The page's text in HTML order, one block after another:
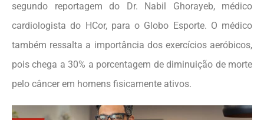
segundo reportagem do Dr. Nabil Ghorayeb, médico
cardiologista do HCor, para o Globo Esporte. O médico
também ressalta a importância dos exercícios aeróbicos,
pois chega a 30% a porcentagem de diminuição de morte
pelo câncer em homens fisicamente ativos.